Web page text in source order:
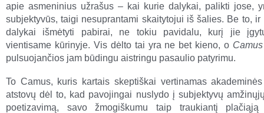
apie asmeninius užrašus – kai kurie dalykai, palikti jose,
subjektyvūs, taigi nesuprantami skaitytojui iš šalies. Be to, ir
dalykai išmėtyti pabirai, ne tokiu pavidalu, kurį jie
vientisame kūrinyje. Vis dėlto tai yra ne bet kieno, o
pulsuojančios jam būdingu aistringu pasaulio patyrimu.
To Camus, kuris kartais skeptiškai vertinamas
atstovų dėl to, kad pavojingai nuslydo į subjektyvų
poetizavimą, savo žmogiškumu taip traukiantį plačiąją